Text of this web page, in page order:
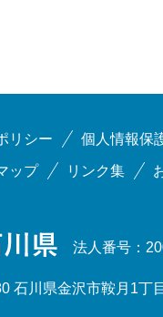
リシー 個人情報保
ップ リンク集
法人番号：
石川県金沢市鞍月1丁